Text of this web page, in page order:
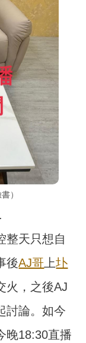
）
整天只想自
後AJ哥 上圤
火，之後AJ
討論。如今
晚18:30直播